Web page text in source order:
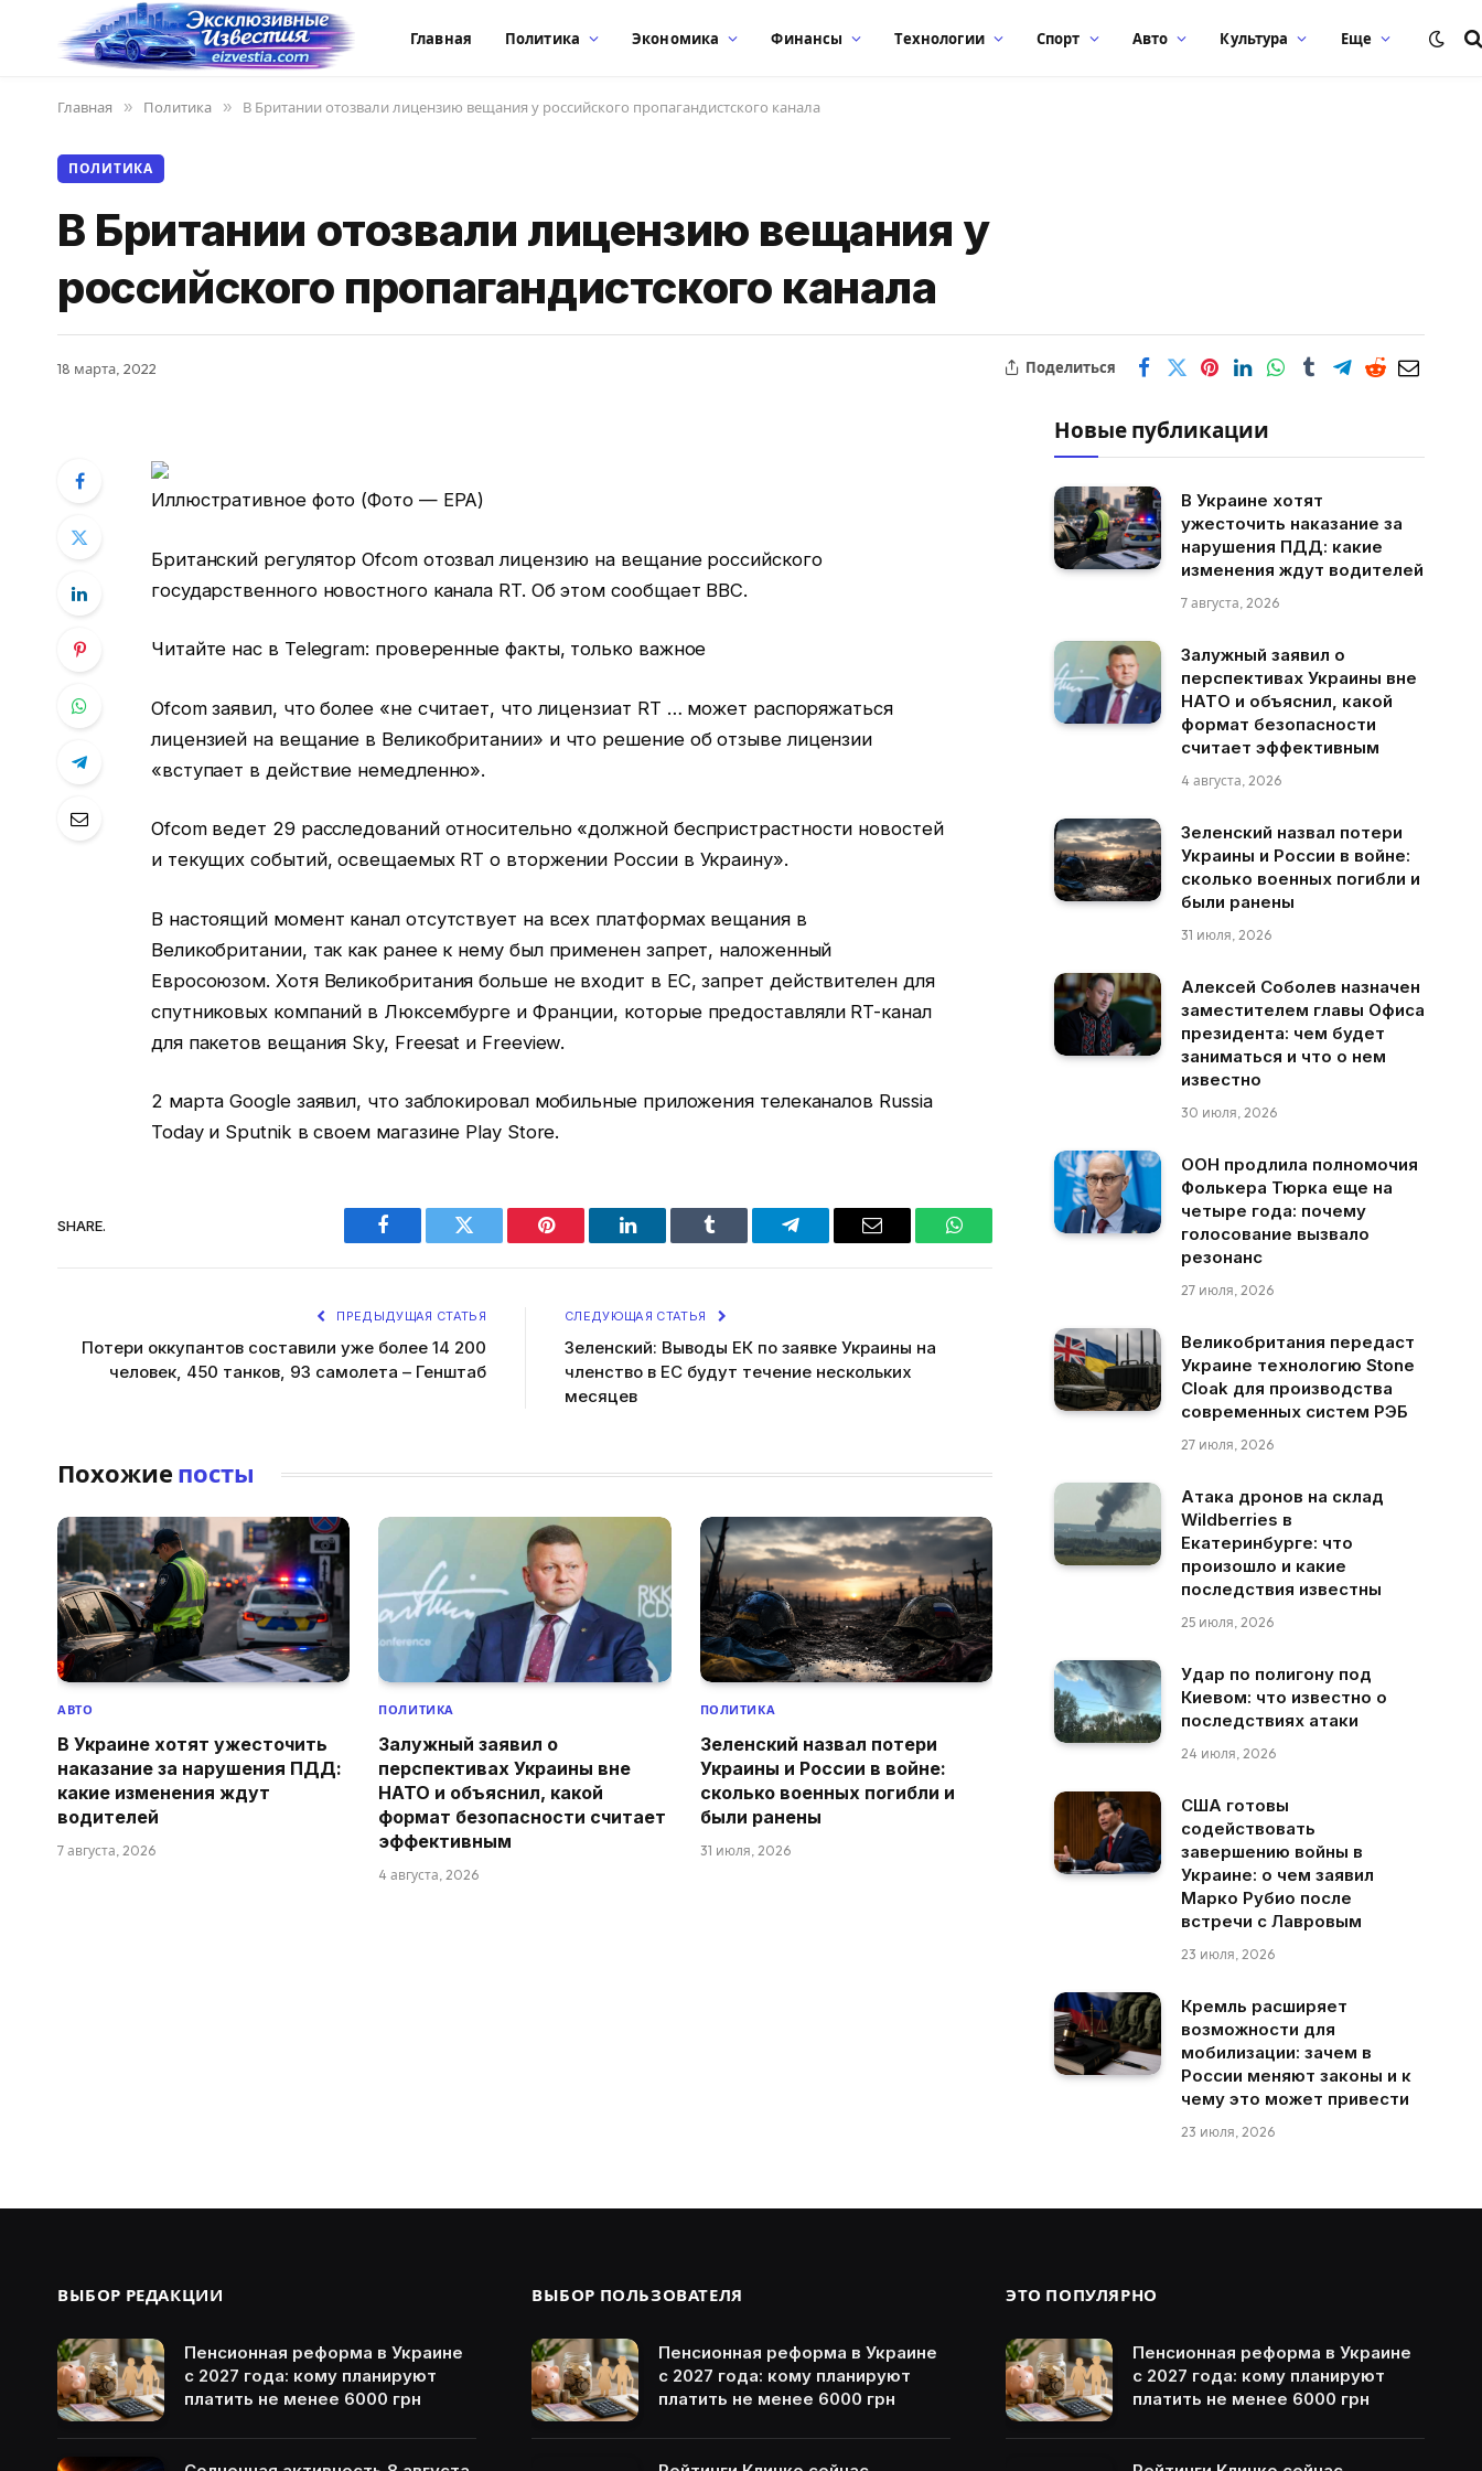
Главная Политика Экономика Финансы Технологии Спорт Авто Культура Еще
Главная » Политика » В Британии отозвали лицензию вещания у российского пропагандистского канала
ПОЛИТИКА
В Британии отозвали лицензию вещания у
российского пропагандистского канала
18 марта, 2022 Поделиться
Иллюстративное фото (Фото — EPA)
Британский регулятор Ofcom отозвал лицензию на вещание российского
государственного новостного канала RT. Об этом сообщает BBC.
Читайте нас в Telegram: проверенные факты, только важное
Ofcom заявил, что более «не считает, что лицензиат RT … может распоряжаться
лицензией на вещание в Великобритании» и что решение об отзыве лицензии
«вступает в действие немедленно».
Ofcom ведет 29 расследований относительно «должной беспристрастности новостей
и текущих событий, освещаемых RT о вторжении России в Украину».
В настоящий момент канал отсутствует на всех платформах вещания в
Великобритании, так как ранее к нему был применен запрет, наложенный
Евросоюзом. Хотя Великобритания больше не входит в ЕС, запрет действителен для
спутниковых компаний в Люксембурге и Франции, которые предоставляли RT-канал
для пакетов вещания Sky, Freesat и Freeview.
2 марта Google заявил, что заблокировал мобильные приложения телеканалов Russia
Today и Sputnik в своем магазине Play Store.
SHARE.
Facebook Twitter Pinterest LinkedIn Tumblr Telegram Email WhatsApp
ПРЕДЫДУЩАЯ СТАТЬЯ
Потери оккупантов составили уже более 14 200
человек, 450 танков, 93 самолета – Генштаб
СЛЕДУЮЩАЯ СТАТЬЯ
Зеленский: Выводы ЕК по заявке Украины на
членство в ЕС будут течение нескольких
месяцев
Похожие посты
АВТО
В Украине хотят ужесточить
наказание за нарушения ПДД:
какие изменения ждут
водителей
7 августа, 2026
ПОЛИТИКА
Залужный заявил о
перспективах Украины вне
НАТО и объяснил, какой
формат безопасности считает
эффективным
4 августа, 2026
ПОЛИТИКА
Зеленский назвал потери
Украины и России в войне:
сколько военных погибли и
были ранены
31 июля, 2026
Новые публикации
В Украине хотят
ужесточить наказание за
нарушения ПДД: какие
изменения ждут водителей
7 августа, 2026
Залужный заявил о
перспективах Украины вне
НАТО и объяснил, какой
формат безопасности
считает эффективным
4 августа, 2026
Зеленский назвал потери
Украины и России в войне:
сколько военных погибли и
были ранены
31 июля, 2026
Алексей Соболев назначен
заместителем главы Офиса
президента: чем будет
заниматься и что о нем
известно
30 июля, 2026
ООН продлила полномочия
Фолькера Тюрка еще на
четыре года: почему
голосование вызвало
резонанс
27 июля, 2026
Великобритания передаст
Украине технологию Stone
Cloak для производства
современных систем РЭБ
27 июля, 2026
Атака дронов на склад
Wildberries в
Екатеринбурге: что
произошло и какие
последствия известны
25 июля, 2026
Удар по полигону под
Киевом: что известно о
последствиях атаки
24 июля, 2026
США готовы
содействовать
завершению войны в
Украине: о чем заявил
Марко Рубио после
встречи с Лавровым
23 июля, 2026
Кремль расширяет
возможности для
мобилизации: зачем в
России меняют законы и к
чему это может привести
23 июля, 2026
ВЫБОР РЕДАКЦИИ
Пенсионная реформа в Украине
с 2027 года: кому планируют
платить не менее 6000 грн
ВЫБОР ПОЛЬЗОВАТЕЛЯ
Пенсионная реформа в Украине
с 2027 года: кому планируют
платить не менее 6000 грн
ЭТО ПОПУЛЯРНО
Пенсионная реформа в Украине
с 2027 года: кому планируют
платить не менее 6000 грн